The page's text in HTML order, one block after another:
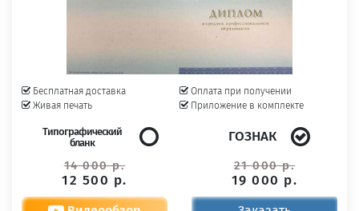
Бесплатная доставка
Живая печать
Оплата при получении
Приложение в комплекте
Типографический
бланк
14 000 р.
12 500 р.
ГОЗНАК
21 000 р.
19 000 р.